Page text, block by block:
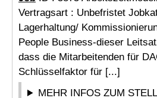
Vertragsart : Unbefristet
Lagerhaltung/
People Business-dieser
dass die Mitarbeitenden für
Schlüsselfaktor für [...]
MEHR INFOS ZUM